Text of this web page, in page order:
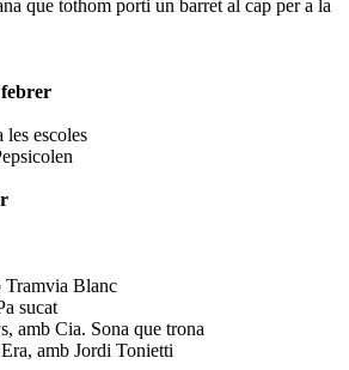
que tothom porti un barret al cap per a la
febrer
les escoles
Tramvia Blanc
sucat
amb Cia. Sona que trona
amb Jordi Tonietti